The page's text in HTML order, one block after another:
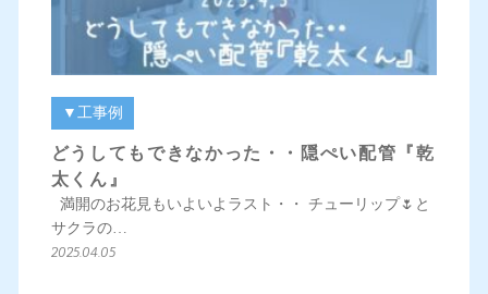
▼工事例
どうしてもできなかった・・隠ぺい配管『乾
太くん』
満開のお花見もいよいよラスト・・ チューリップ🌷と
サクラの…
2025.04.05